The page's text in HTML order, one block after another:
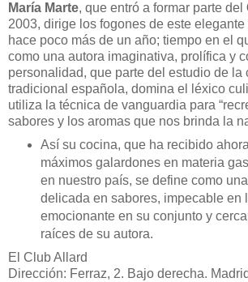
María Marte, que entró a formar parte del
2003, dirige los fogones de este
hace poco más de un año; tiempo en el
como una autora imaginativa, prolífica y
personalidad, que parte del estudio de la
tradicional española, domina el léxico
utiliza la técnica de vanguardia para
sabores y los aromas que nos brinda la
Así su cocina, que ha recibido
máximos galardones en materia
en nuestro país, se define como
delicada en sabores, impecable en
emocionante en su conjunto y
raíces de su autora.
El Club Allard
Dirección: Ferraz, 2. Bajo derecha.